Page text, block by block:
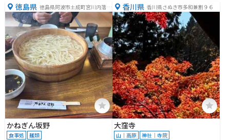
徳島県 徳島県阿波市土成町宮川内落久
保１０４
かねぎん坂野
食事処 麺類
香川県 香川県さぬき市多和兼割９６
大窪寺
山｜高原 神社｜寺院